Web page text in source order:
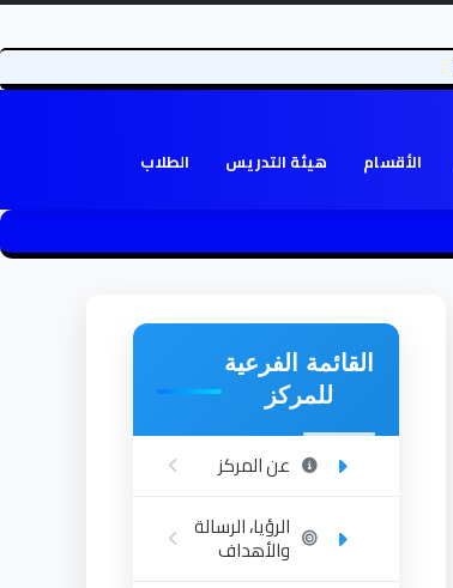
الأقسام هيئة التدريس الطلاب
القائمة الفرعية
للمركز
عن المركز
الرؤيا، الرسالة
والأهداف